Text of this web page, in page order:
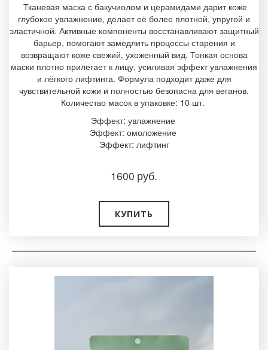
Тканевая маска с бакучиолом и церамидами дарит коже
глубокое увлажнение, делает её более плотной, упругой и
эластичной. Активные компоненты восстанавливают защитный
барьер, помогают замедлить процессы старения и
возвращают коже свежий, ухоженный вид. Тонкая основа
маски плотно прилегает к лицу, усиливая эффект увлажнения
и лёгкого лифтинга. Формула подходит даже для
чувствительной кожи и полностью безопасна для веганов.
Количество масок в упаковке: 10 шт.
Эффект: увлажнение
Эффект: омоложение
Эффект: лифтинг
1600 руб.
КУПИТЬ